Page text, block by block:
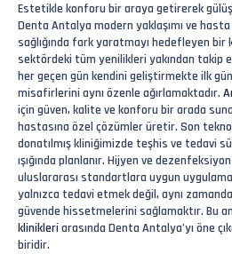
Estetikle konforu bir araya getirerek
Denta Antalya modern yaklaşımı ve
sağlığında fark yaratmayı hedefleyen
sektördeki tüm yenilikleri yakından takip
her geçen gün kendini geliştirmekte ilk
misafirlerini aynı özenle ağırlamaktadır.
için güven, kalite ve konforu bir arada
hastasına özel çözümler üretir. Son
donatılmış kliniğimizde teşhis ve tedavi
ışığında planlanır. Hijyen ve
uluslararası standartlara uygun
yalnızca tedavi etmek değil, aynı
güvende hissetmelerini sağlamaktır. Bu
klinikleri arasında Denta Antalya’yı öne
biridir.